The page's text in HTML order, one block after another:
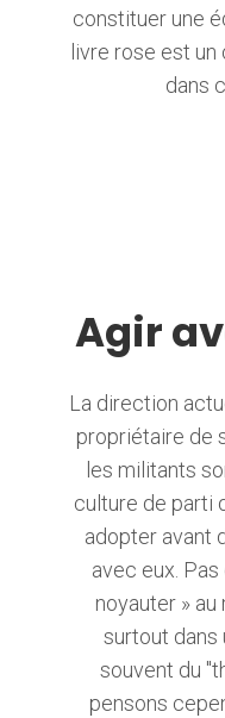
constituer une
livre rose est
dans
Agir
La direction
propriétaire de
les militants
culture de parti
adopter avant
avec eux.
noyauter »
surtout dans
souvent du
pensons